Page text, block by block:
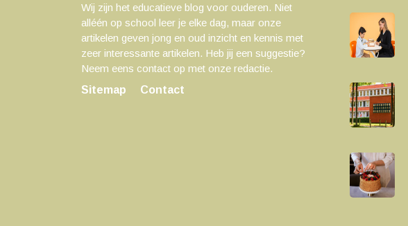
Wij zijn het educatieve blog voor ouderen. Niet
alléén op school leer je elke dag, maar onze
artikelen geven jong en oud inzicht en kennis met
zeer interessante artikelen. Heb jij een suggestie?
Neem eens contact op met onze redactie.
Sitemap
Contact